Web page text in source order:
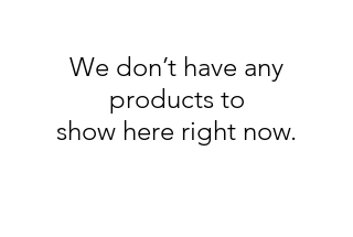
We don’t have any
products to
show here right now.